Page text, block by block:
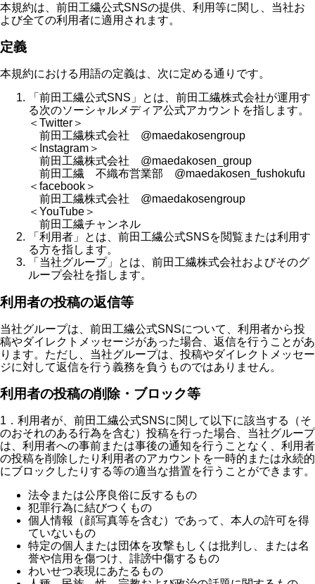
本規約は、前田工繊公式SNSの提供、利用等に関し、当社お
よび全ての利用者に適用されます。
定義
本規約における用語の定義は、次に定める通りです。
「前田工繊公式SNS」とは、前田工繊株式会社が運用す
る次のソーシャルメディア公式アカウントを指します。
＜Twitter＞
前田工繊株式会社 @maedakosengroup
＜Instagram＞
前田工繊株式会社 @maedakosen_group
前田工繊 不織布営業部 @maedakosen_fushokufu
＜facebook＞
前田工繊株式会社 @maedakosengroup
＜YouTube＞
前田工繊チャンネル
「利用者」とは、前田工繊公式SNSを閲覧または利用す
る方を指します。
「当社グループ」とは、前田工繊株式会社およびそのグ
ループ会社を指します。
利用者の投稿の返信等
当社グループは、前田工繊公式SNSについて、利用者から投
稿やダイレクトメッセージがあった場合、返信を行うことがあ
ります。ただし、当社グループは、投稿やダイレクトメッセー
ジに対して返信を行う義務を負うものではありません。
利用者の投稿の削除・ブロック等
1．利用者が、前田工繊公式SNSに関して以下に該当する（そ
のおそれのある行為を含む）投稿を行った場合、当社グループ
は、利用者への事前または事後の通知を行うことなく、利用者
の投稿を削除したり利用者のアカウントを一時的または永続的
にブロックしたりする等の適当な措置を行うことができます。
法令または公序良俗に反するもの
犯罪行為に結びつくもの
個人情報（顔写真等を含む）であって、本人の許可を得
ていないもの
特定の個人または団体を攻撃もしくは批判し、または名
誉や信用を傷つけ、誹謗中傷するもの
わいせつ表現にあたるもの